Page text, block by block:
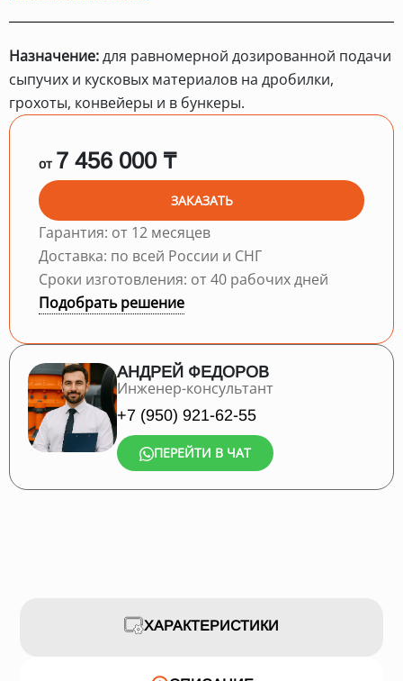
Назначение:для равномерной дозированной подачи
сыпучих и кусковых материалов на дробилки,
грохоты, конвейеры и в бункеры.
от 7 456 000 ₸
ЗАКАЗАТЬ
Гарантия: от 12 месяцев
Доставка: по всей России и СНГ
Сроки изготовления: от 40 рабочих дней
Подобрать решение
АНДРЕЙ ФЕДОРОВ
Инженер-консультант
+7 (950) 921-62-55
ПЕРЕЙТИ В ЧАТ
ХАРАКТЕРИСТИКИ